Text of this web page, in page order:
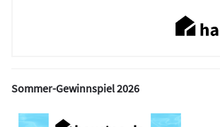
Sommer-Gewinnspiel 2026